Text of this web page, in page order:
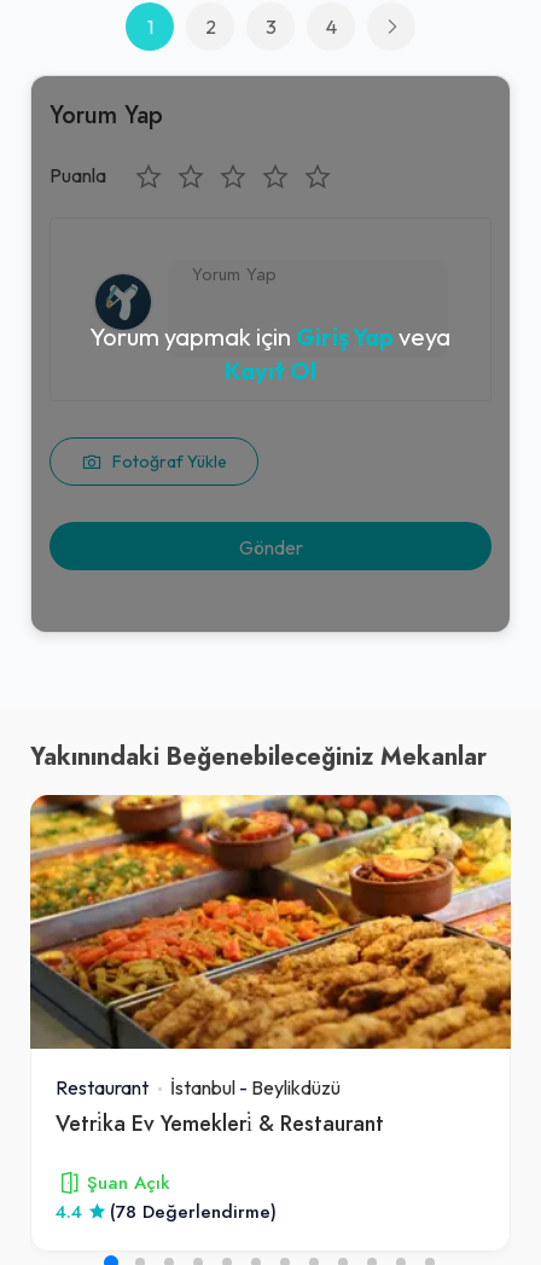
1 2 3 4
Yorum Yap
Puanla
Fotoğraf Yükle
Yorum yapmak için Giriş Yap veya
Kayıt Ol
Yakınındaki Beğenebileceğiniz Mekanlar
Restaurant İstanbul - Beylikdüzü
Vetri̇ka Ev Yemekleri̇ & Restaurant
Şuan Açık
4.4
(78 Değerlendirme)